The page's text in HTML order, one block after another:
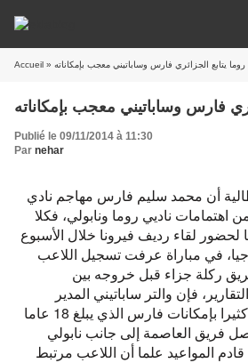
Accueil » روما يتابع الجزائري فارس وساباتيني معجب بإمكاناته
فارس وساباتيني معجب بإمكاناته
Publié le 09/11/2014 à 11:30
Par nehar
أن محمد سليم فارس مهاجم نادي
ناديي روما ونابولي، فكلا
لحضور لقاء رديف فيرونا خلال الأسبوع
في مباراة عرفت تسجيل اللاعب
ركلة جزاء قبل خروجه بين
فإن والتر ساباتيني المدير
الرياضي لـ روما معجب كثيرا بإمكانات فارس الذي يبلغ 18 عاما
فريق العاصمة إلى جانب نابولي
المواعيد علما أن اللاعب مرتبط